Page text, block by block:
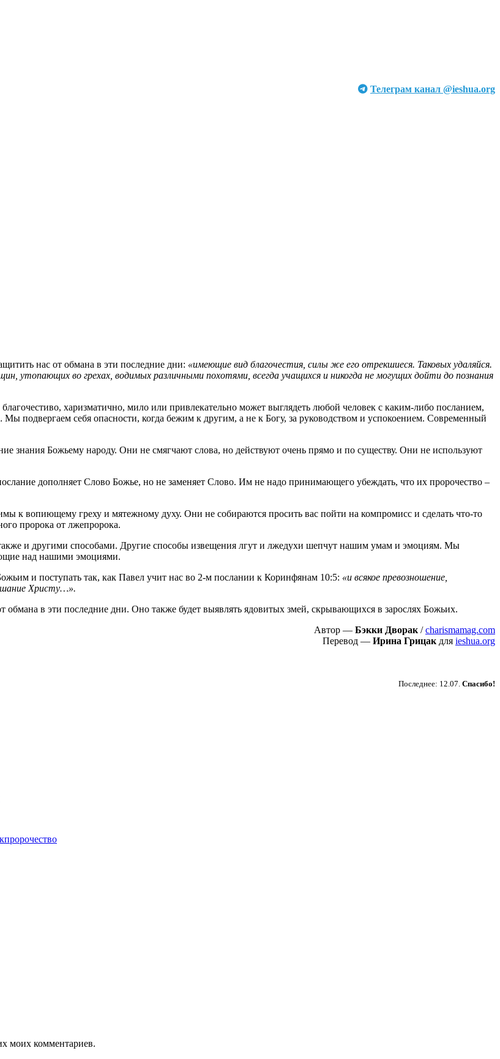
Телеграм канал @ieshua.org
нас от обмана в эти последние дни: «имеющие вид благочестия, силы же его отрекшиеся. Таковых удаляйся.
во грехах, водимых различными похотями, всегда учащихся и никогда не могущих дойти до познания
харизматично, мило или привлекательно может выглядеть любой человек с каким-либо посланием,
подвергаем себя опасности, когда бежим к другим, а не к Богу, за руководством и успокоением. Современный
знания Божьему народу. Они не смягчают слова, но действуют очень прямо и по существу. Они не используют
дополняет Слово Божье, но не заменяет Слово. Им не надо принимающего убеждать, что их пророчество –
к вопиющему греху и мятежному духу. Они не собираются просить вас пойти на компромисс и сделать что-то
пророка от лжепророка.
и другими способами. Другие способы извещения лгут и лжедухи шепчут нашим умам и эмоциям. Мы
над нашими эмоциями.
и поступать так, как Павел учит нас во 2-м послании к Коринфянам 10:5: «и всякое превозношение,
Христу…».
в эти последние дни. Оно также будет выявлять ядовитых змей, скрывающихся в зарослях Божьих.
Автор — Бэкки Дворак /charismamag.com
Перевод — Ирина Грицак для ieshua.org
Последнее: 12.07. Спасибо!
пророчество
моих комментариев.